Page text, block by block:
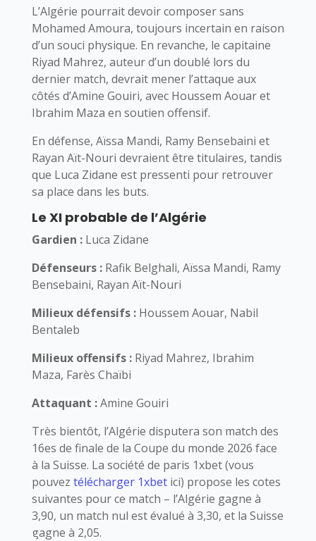
L’Algérie pourrait devoir composer sans
Mohamed Amoura, toujours incertain en raison
d’un souci physique. En revanche, le capitaine
Riyad Mahrez, auteur d’un doublé lors du
dernier match, devrait mener l’attaque aux
côtés d’Amine Gouiri, avec Houssem Aouar et
Ibrahim Maza en soutien offensif.
En défense, Aïssa Mandi, Ramy Bensebaini et
Rayan Aït-Nouri devraient être titulaires, tandis
que Luca Zidane est pressenti pour retrouver
sa place dans les buts.
Le XI probable de l’Algérie
Gardien :Luca Zidane
Défenseurs :Rafik Belghali, Aïssa Mandi, Ramy
Bensebaini, Rayan Aït-Nouri
Milieux défensifs :Houssem Aouar, Nabil
Bentaleb
Milieux offensifs :Riyad Mahrez, Ibrahim
Maza, Farès Chaïbi
Attaquant :Amine Gouiri
Très bientôt, l’Algérie disputera son match des
16es de finale de la Coupe du monde 2026 face
à la Suisse. La société de paris 1xbet (vous
pouvez télécharger 1xbetici) propose les cotes
suivantes pour ce match – l’Algérie gagne à
3,90, un match nul est évalué à 3,30, et la Suisse
gagne à 2,05.